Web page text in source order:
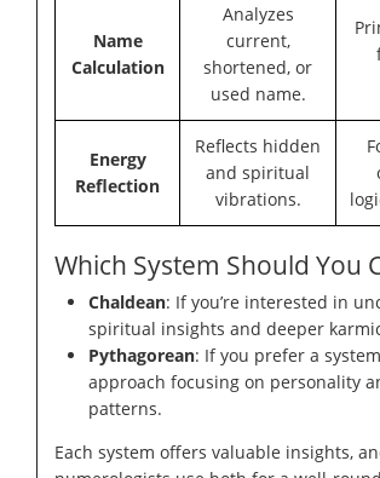
Name
Calculation
Analyzes
current,
shortened, or
used name.
Energy
Reflection
Reflects hidden
and spiritual
vibrations.
Which System Should You
Chaldean: If you’re interested in
spiritual insights and deeper
Pythagorean: If you prefer a
approach focusing on personality
patterns.
Each system offers valuable insights,